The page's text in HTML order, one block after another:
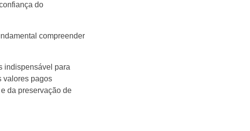
do
compreender
indispensável para
valores pagos
da preservação de